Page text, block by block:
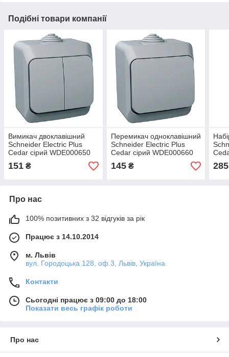
Подібні товари компанії
Вимикач двоклавішний
Schneider Electric Plus
Cedar сірий WDE000650
151 ₴
Перемикач одноклавішний
Schneider Electric Plus
Cedar сірий WDE000660
145₴ 285
Про нас
100% позитивних з 32 відгуків за рік
Працює з 14.10.2014
м. Львів
вул. Городоцька 128, оф.3, Львів, Україна
Контакти
Сьогодні працює з 09:00 до 18:00
Показати весь графік роботи
Про нас